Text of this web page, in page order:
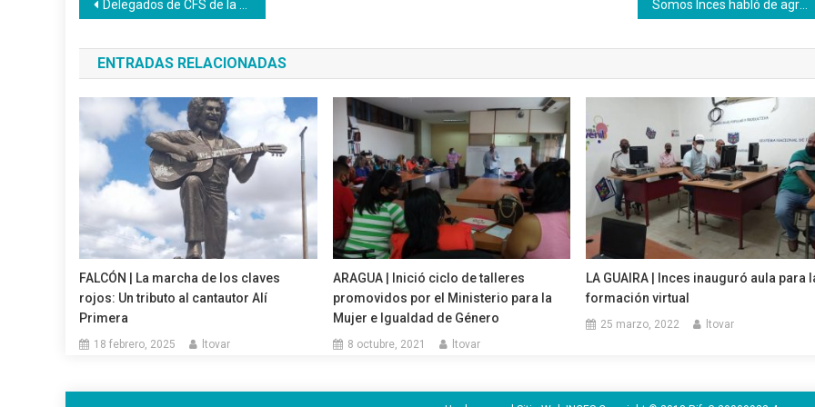
de
entradas
Delegados de CFS de la Redi Oriental unifican propuestas para crear manual de normas
ENTRADAS RELACIONADAS
FALCÓN | La marcha de los claves
rojos: Un tributo al cantautor Alí
Primera
18 febrero, 2025 ltovar
ARAGUA | Inició ciclo de talleres
promovidos por el Ministerio para la
Mujer e Igualdad de Género
8 octubre, 2021 ltovar
LA GUAIRA | Inces inauguró aula para
formación virtual
25 marzo, 2022 ltovar